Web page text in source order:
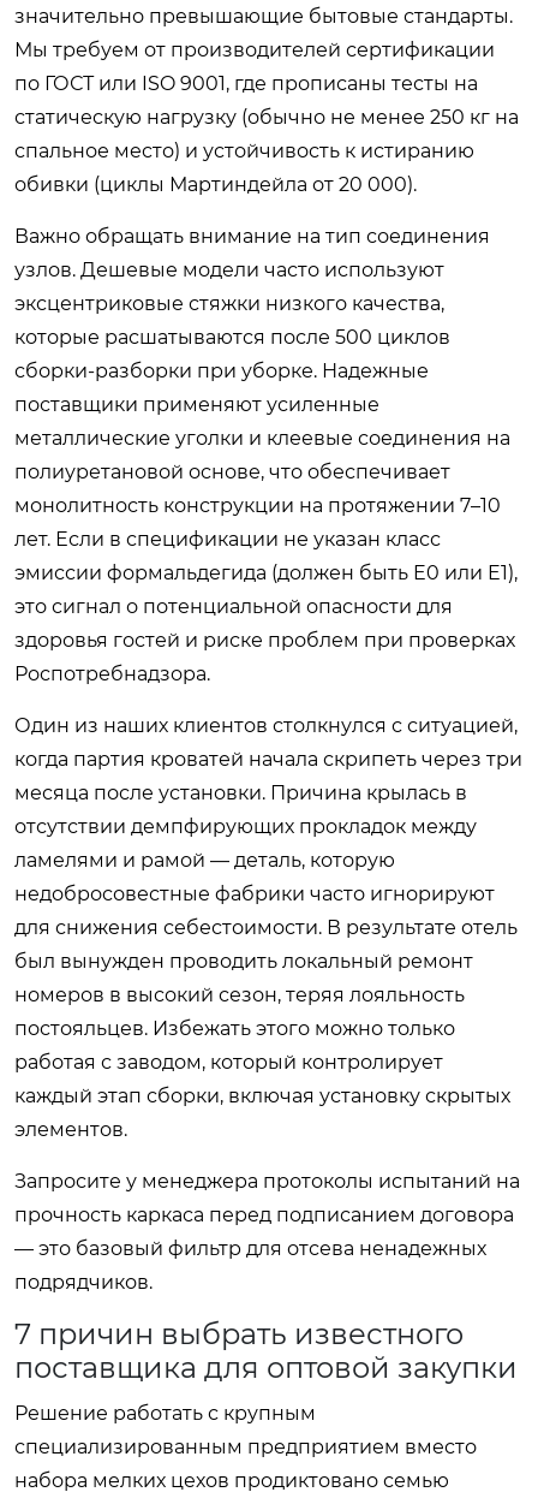
значительно превышающие бытовые стандарты.
Мы требуем от производителей сертификации
по ГОСТ или ISO 9001, где прописаны тесты на
статическую нагрузку (обычно не менее 250 кг на
спальное место) и устойчивость к истиранию
обивки (циклы Мартиндейла от 20 000).
Важно обращать внимание на тип соединения
узлов. Дешевые модели часто используют
эксцентриковые стяжки низкого качества,
которые расшатываются после 500 циклов
сборки-разборки при уборке. Надежные
поставщики применяют усиленные
металлические уголки и клеевые соединения на
полиуретановой основе, что обеспечивает
монолитность конструкции на протяжении 7–10
лет. Если в спецификации не указан класс
эмиссии формальдегида (должен быть E0 или E1),
это сигнал о потенциальной опасности для
здоровья гостей и риске проблем при проверках
Роспотребнадзора.
Один из наших клиентов столкнулся с ситуацией,
когда партия кроватей начала скрипеть через три
месяца после установки. Причина крылась в
отсутствии демпфирующих прокладок между
ламелями и рамой — деталь, которую
недобросовестные фабрики часто игнорируют
для снижения себестоимости. В результате отель
был вынужден проводить локальный ремонт
номеров в высокий сезон, теряя лояльность
постояльцев. Избежать этого можно только
работая с заводом, который контролирует
каждый этап сборки, включая установку скрытых
элементов.
Запросите у менеджера протоколы испытаний на
прочность каркаса перед подписанием договора
— это базовый фильтр для отсева ненадежных
подрядчиков.
7 причин выбрать известного
поставщика для оптовой закупки
Решение работать с крупным
специализированным предприятием вместо
набора мелких цехов продиктовано семью